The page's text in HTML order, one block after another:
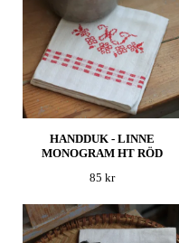
HANDDUK - LINNE
MONOGRAM HT RÖD
85 kr